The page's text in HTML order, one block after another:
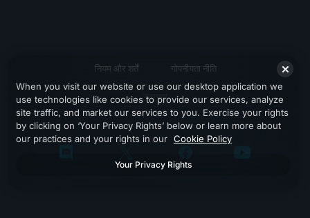
नियम और शर्तें गोपनीयता नीति
सहायता
When you visit our website or use our desktop application we
use technologies like cookies to provide our services, analyze
site traffic, and market our services to you. Exercise your rights
by clicking on ‘Your Privacy Rights’ below or learn more about
our practices and your rights in our Cookie Policy
Your Privacy Rights